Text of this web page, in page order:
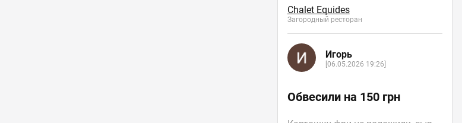
Chalet Equides
Загородный ресторан
Игорь
[06.05.2026 19:26]
Обвесили на 150 грн